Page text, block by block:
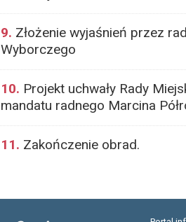
9. Złożenie wyjaśnień przez
Wyborczego
10. Projekt uchwały Rady
mandatu radnego Marcina
11. Zakończenie obrad.